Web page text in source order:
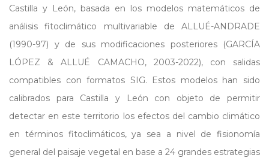
Castilla y León, basada en los modelos matemáticos de
análisis fitoclimático multivariable de ALLUÉ-ANDRADE
(1990-97) y de sus modificaciones posteriores (GARCÍA
LÓPEZ & ALLUÉ CAMACHO, 2003-2022), con salidas
compatibles con formatos SIG. Estos modelos han sido
calibrados para Castilla y León con objeto de permitir
detectar en este territorio los efectos del cambio climático
en términos fitoclimáticos, ya sea a nivel de fisionomía
general del paisaje vegetal en base a 24 grandes estrategias